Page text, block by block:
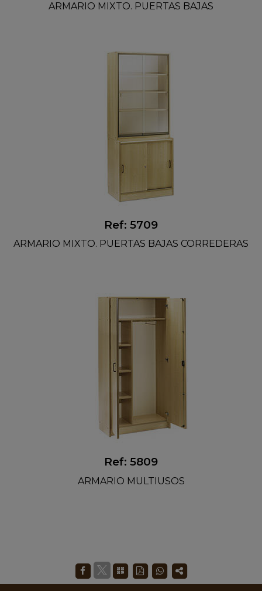
ARMARIO MIXTO. PUERTAS BAJAS
Ref: 5709
ARMARIO MIXTO. PUERTAS BAJAS CORREDERAS
Ref: 5809
ARMARIO MULTIUSOS